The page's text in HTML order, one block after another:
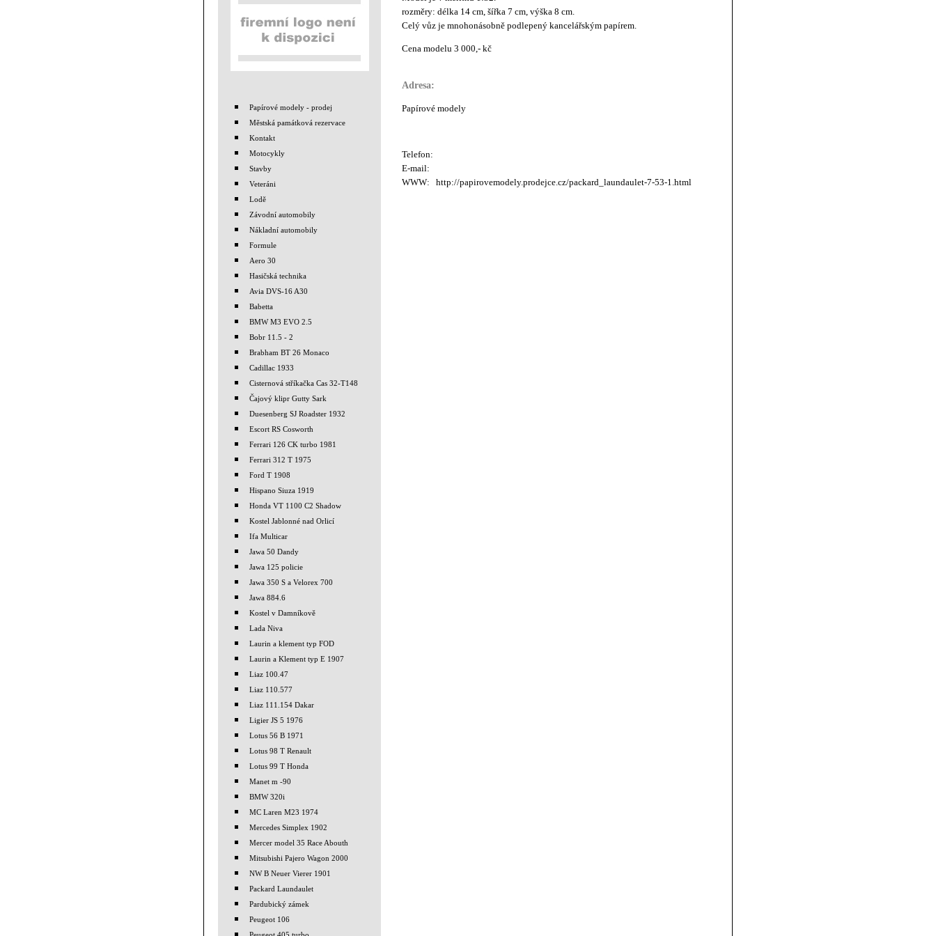
Papírové modely - prodej
Městská památková rezervace
Kontakt
Motocykly
Stavby
Veteráni
Lodě
Závodní automobily
Nákladní automobily
Formule
Aero 30
Hasičská technika
Avia DVS-16 A30
Babetta
BMW M3 EVO 2.5
Bobr 11.5 - 2
Brabham BT 26 Monaco
Cadillac 1933
Cisternová stříkačka Cas 32-T148
Čajový klipr Gutty Sark
Duesenberg SJ Roadster 1932
Escort RS Cosworth
Ferrari 126 CK turbo 1981
Ferrari 312 T 1975
Ford T 1908
Hispano Siuza 1919
Honda VT 1100 C2 Shadow
Kostel Jablonné nad Orlicí
Ifa Multicar
Jawa 50 Dandy
Jawa 125 policie
Jawa 350 S a Velorex 700
Jawa 884.6
Kostel v Damníkově
Lada Niva
Laurin a klement typ FOD
Laurin a Klement typ E 1907
Liaz 100.47
Liaz 110.577
Liaz 111.154 Dakar
Ligier JS 5 1976
Lotus 56 B 1971
Lotus 98 T Renault
Lotus 99 T Honda
Manet m -90
BMW 320i
MC Laren M23 1974
Mercedes Simplex 1902
Mercer model 35 Race Abouth
Mitsubishi Pajero Wagon 2000
NW B Neuer Vierer 1901
Packard Laundaulet
Pardubický zámek
Peugeot 106
rozměry: délka 14 cm, šířka 7 cm, výška 8 cm.
Celý vůz je mnohonásobně podlepený kancelářským papírem.
Cena modelu 3 000,- kč
Adresa:
Papírové modely
Telefon:
E-mail:
WWW: http://papirovemodely.prodejce.cz/packard_laundaulet-7-53-1.html